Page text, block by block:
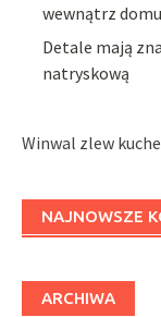
wewnątrz
Detale mają
natryskową
Winwal zlew
NAJNOWSZE
ARCHIWA